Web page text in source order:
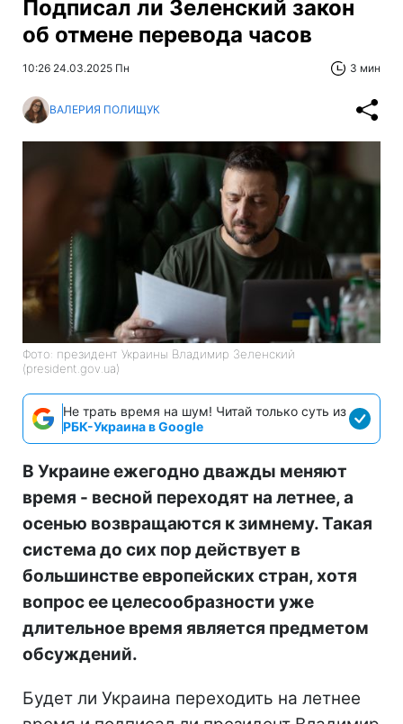
Подписал ли Зеленский закон
об отмене перевода часов
10:26 24.03.2025 Пн 3 мин
ВАЛЕРИЯ ПОЛИЩУК
Фото: президент Украины Владимир Зеленский
(president.gov.ua)
Не трать время на шум! Читай только суть из
РБК-Украина в Google
В Украине ежегодно дважды меняют
время - весной переходят на летнее, а
осенью возвращаются к зимнему. Такая
система до сих пор действует в
большинстве европейских стран, хотя
вопрос ее целесообразности уже
длительное время является предметом
обсуждений.
Будет ли Украина переходить на летнее